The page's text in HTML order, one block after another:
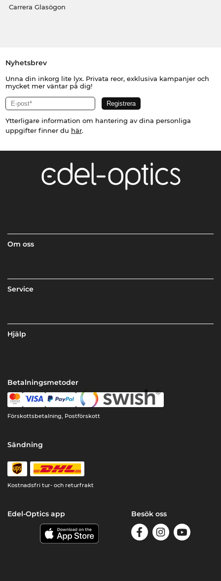
Carrera Glasögon
Nyhetsbrev
Unna din inkorg lite lyx. Privata reor, exklusiva kampanjer och
mycket mer väntar på dig!
Ytterligare information om hantering av dina personliga
uppgifter finner du här.
Om oss
Service
Hjälp
Betalningsmetoder
Förskottsbetalning, Postförskott
Sändning
Kostnadsfri tur- och returfrakt
Edel-Optics app Besök oss